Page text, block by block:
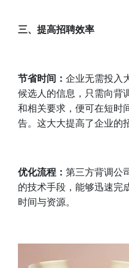
三、 提高招聘效率
节省时间： 企业无需投入
候选人的信息，只需向背
和相关要求，便可在短时
告。这大大提高了企业的
优化流程： 第三方背调公
的技术手段，能够迅速完
时间与资源。